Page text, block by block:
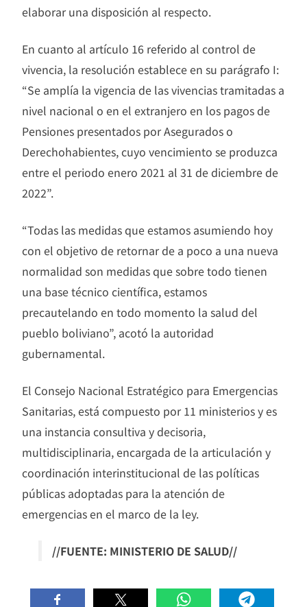
elaborar una disposición al respecto.
En cuanto al artículo 16 referido al control de
vivencia, la resolución establece en su parágrafo I:
“Se amplía la vigencia de las vivencias tramitadas a
nivel nacional o en el extranjero en los pagos de
Pensiones presentados por Asegurados o
Derechohabientes, cuyo vencimiento se produzca
entre el periodo enero 2021 al 31 de diciembre de
2022”.
“Todas las medidas que estamos asumiendo hoy
con el objetivo de retornar de a poco a una nueva
normalidad son medidas que sobre todo tienen
una base técnico científica, estamos
precautelando en todo momento la salud del
pueblo boliviano”, acotó la autoridad
gubernamental.
El Consejo Nacional Estratégico para Emergencias
Sanitarias, está compuesto por 11 ministerios y es
una instancia consultiva y decisoria,
multidisciplinaria, encargada de la articulación y
coordinación interinstitucional de las políticas
públicas adoptadas para la atención de
emergencias en el marco de la ley.
//FUENTE: MINISTERIO DE SALUD//